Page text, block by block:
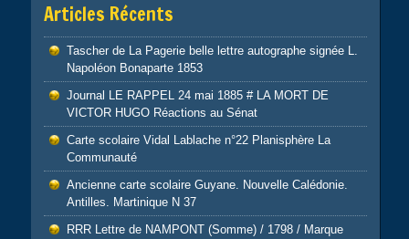
Articles Récents
Tascher de La Pagerie belle lettre autographe signée L.
Napoléon Bonaparte 1853
Journal LE RAPPEL 24 mai 1885 # LA MORT DE
VICTOR HUGO Réactions au Sénat
Carte scolaire Vidal Lablache n°22 Planisphère La
Communauté
Ancienne carte scolaire Guyane. Nouvelle Calédonie.
Antilles. Martinique N 37
RRR Lettre de NAMPONT (Somme) / 1798 / Marque